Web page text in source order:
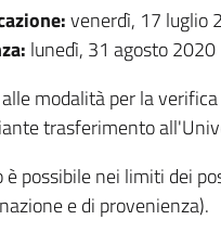
venerdì, 17 luglio
lunedì, 31 agosto 2020
modalità per la
trasferimento
possibile nei limiti dei
e di provenienza).